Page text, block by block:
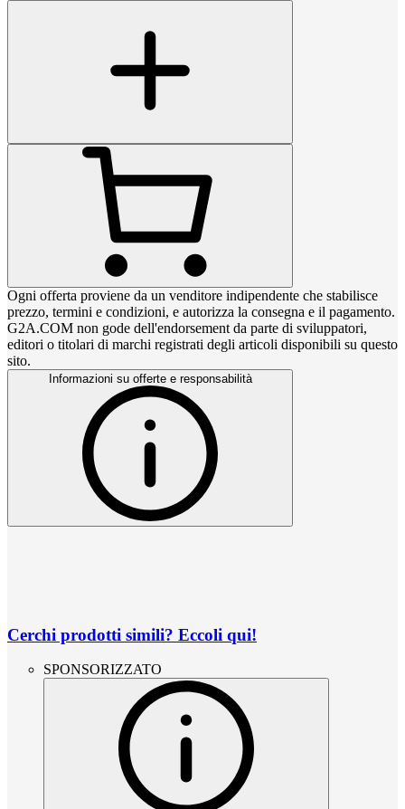
Ogni offerta proviene da un venditore indipendente che stabilisce
prezzo, termini e condizioni, e autorizza la consegna e il pagamento.
G2A.COM non gode dell'endorsement da parte di sviluppatori,
editori o titolari di marchi registrati degli articoli disponibili su questo
sito.
Informazioni su offerte e responsabilità
Cerchi prodotti simili? Eccoli qui!
SPONSORIZZATO